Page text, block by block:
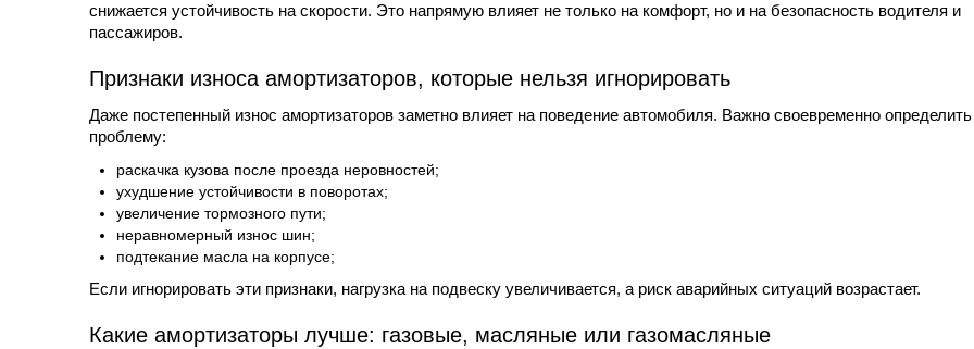
снижается устойчивость на скорости. Это напрямую влияет не только на комфорт, но и на безопасность водителя и
пассажиров.
Признаки износа амортизаторов, которые нельзя игнорировать
Даже постепенный износ амортизаторов заметно влияет на поведение автомобиля. Важно своевременно определить
проблему:
раскачка кузова после проезда неровностей;
ухудшение устойчивости в поворотах;
увеличение тормозного пути;
неравномерный износ шин;
подтекание масла на корпусе;
Если игнорировать эти признаки, нагрузка на подвеску увеличивается, а риск аварийных ситуаций возрастает.
Какие амортизаторы лучше: газовые, масляные или газомасляные